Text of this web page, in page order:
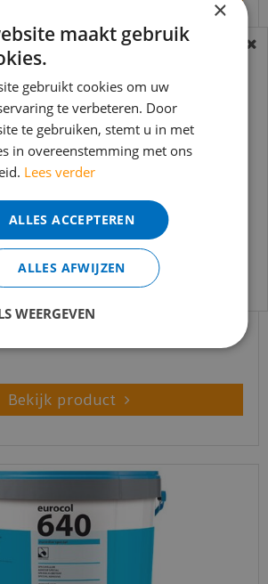
K188 E Aquaplast 13 KG
Bekijk product
met de vakantie periode zijn wij
telefonisch helaas niet
worden uiteraard verwerkt
minder snel dan wat je van ons
kan je ons bereiken via
×
maakt gebruik
gebruikt cookies om uw
te verbeteren. Door
te gebruiken, stemt u in met
in overeenstemming met ons
Lees verder
ALLES ACCEPTEREN
ALLES AFWIJZEN
WEERGEVEN